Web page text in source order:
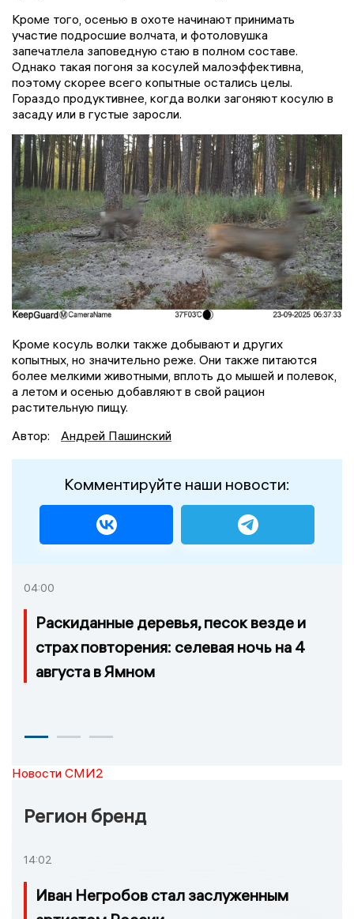
Кроме того, осенью в охоте начинают принимать
участие подросшие волчата, и фотоловушка
запечатлела заповедную стаю в полном составе.
Однако такая погоня за косулей малоэффективна,
поэтому скорее всего копытные остались целы.
Гораздо продуктивнее, когда волки загоняют косулю в
засаду или в густые заросли.
Кроме косуль волки также добывают и других
копытных, но значительно реже. Они также питаются
более мелкими животными, вплоть до мышей и полевок,
а летом и осенью добавляют в свой рацион
растительную пищу.
Автор:
Андрей Пашинский
Комментируйте наши новости:
04:00
Раскиданные деревья, песок везде и
страх повторения: селевая ночь на 4
августа в Ямном
Новости СМИ2
Регион бренд
14:02
Иван Негробов стал заслуженным